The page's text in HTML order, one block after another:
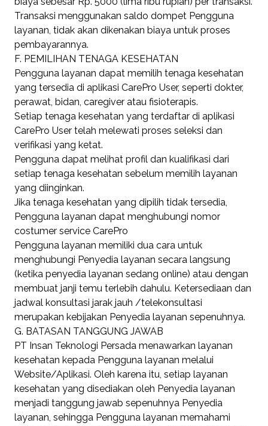
Transaksi menggunakan saldo dompet Pengguna
layanan, tidak akan dikenakan biaya untuk proses
pembayarannya.
F. PEMILIHAN TENAGA KESEHATAN
Pengguna layanan dapat memilih tenaga kesehatan
yang tersedia di aplikasi CarePro User, seperti dokter,
perawat, bidan, caregiver atau fisioterapis.
Setiap tenaga kesehatan yang terdaftar di aplikasi
CarePro User telah melewati proses seleksi dan
verifikasi yang ketat.
Pengguna dapat melihat profil dan kualifikasi dari
setiap tenaga kesehatan sebelum memilih layanan
yang diinginkan.
Jika tenaga kesehatan yang dipilih tidak tersedia,
Pengguna layanan dapat menghubungi nomor
costumer service CarePro
Pengguna layanan memiliki dua cara untuk
menghubungi Penyedia layanan secara langsung
(ketika penyedia layanan sedang online) atau dengan
membuat janji temu terlebih dahulu. Ketersediaan dan
jadwal konsultasi jarak jauh /telekonsultasi
merupakan kebijakan Penyedia layanan sepenuhnya.
G. BATASAN TANGGUNG JAWAB
PT Insan Teknologi Persada menawarkan layanan
kesehatan kepada Pengguna layanan melalui
Website/Aplikasi. Oleh karena itu, setiap layanan
kesehatan yang disediakan oleh Penyedia layanan
menjadi tanggung jawab sepenuhnya Penyedia
layanan, sehingga Pengguna layanan memahami